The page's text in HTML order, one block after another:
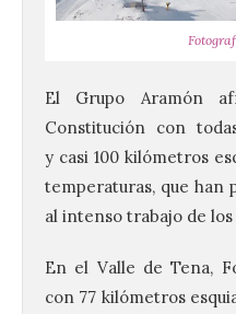
El Grupo Aramón
Constitución con
y casi 100 kilómetros
temperaturas, que han
al intenso trabajo de los
En el Valle de Tena,
con 77 kilómetros